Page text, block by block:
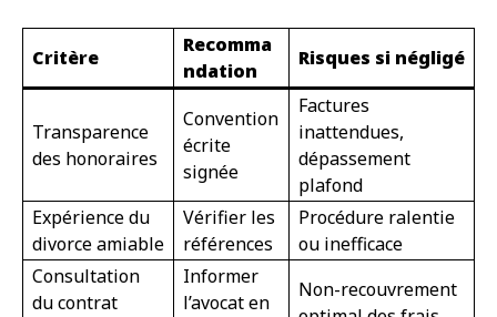
Critère
Recomma
ndation
Risques si négligé
Transparence
des honoraires
Convention
écrite
signée
Factures
inattendues,
dépassement
plafond
Expérience du
divorce amiable
Vérifier les
références
Procédure ralentie
ou inefficace
Consultation
du contrat
Informer
l’avocat en
Non-recouvrement